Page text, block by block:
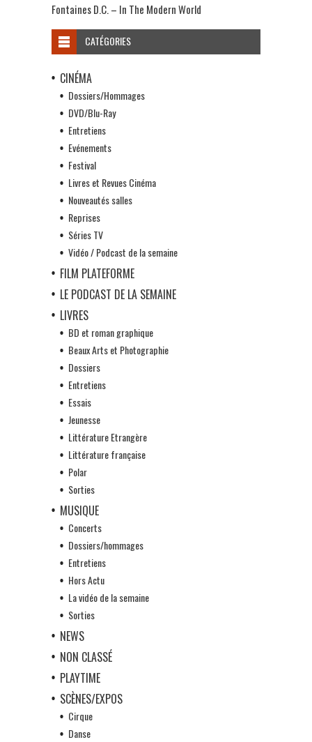
Fontaines D.C. – In The Modern World
CATÉGORIES
CINÉMA
Dossiers/Hommages
DVD/Blu-Ray
Entretiens
Evénements
Festival
Livres et Revues Cinéma
Nouveautés salles
Reprises
Séries TV
Vidéo / Podcast de la semaine
FILM PLATEFORME
LE PODCAST DE LA SEMAINE
LIVRES
BD et roman graphique
Beaux Arts et Photographie
Dossiers
Entretiens
Essais
Jeunesse
Littérature Etrangère
Littérature française
Polar
Sorties
MUSIQUE
Concerts
Dossiers/hommages
Entretiens
Hors Actu
La vidéo de la semaine
Sorties
NEWS
NON CLASSÉ
PLAYTIME
SCÈNES/EXPOS
Cirque
Danse